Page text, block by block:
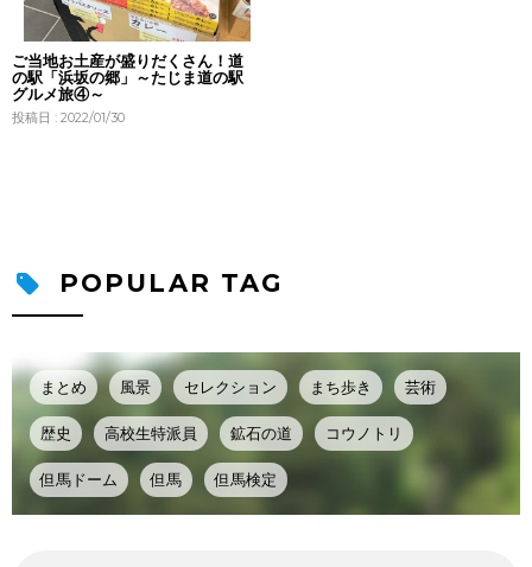
ご当地お土産が盛りだくさん！道
の駅「浜坂の郷」～たじま道の駅
グルメ旅④～
投稿日 : 2022/01/30
POPULAR TAG
まとめ 風景 セレクション まち歩き 芸術
歴史 高校生特派員 鉱石の道 コウノトリ
但馬ドーム 但馬 但馬検定